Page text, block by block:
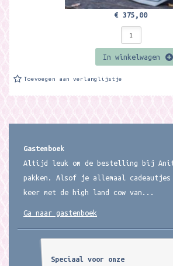
€ 375,00
In winkelwagen
Toevoegen aan verlanglijstje
Gastenboek
Altijd leuk om de bestelling bij
pakken. Alsof je allemaal
keer met de high land cow van...
Ga naar gastenboek
Speciaal voor onze